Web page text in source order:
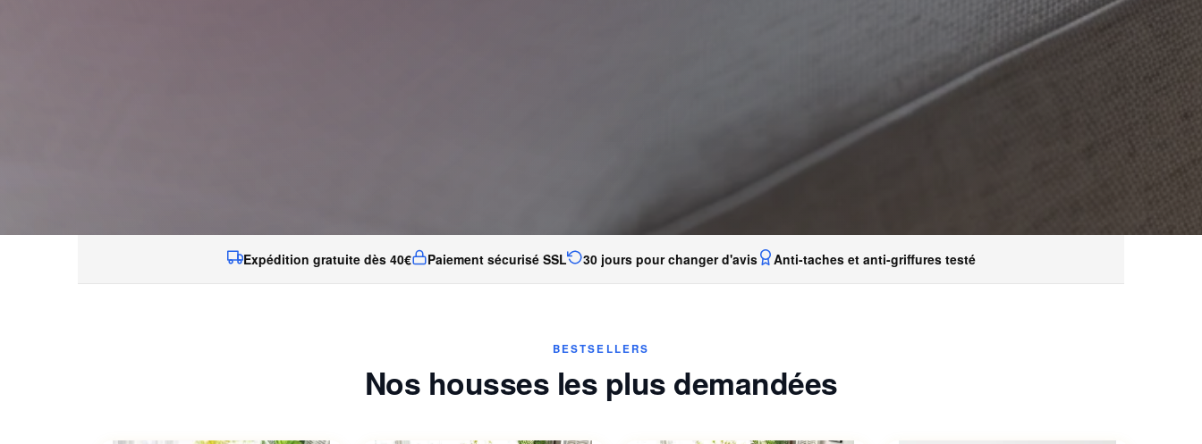
Expédition gratuite dès 40€ Paiement sécurisé SSL 30 jours pour changer d'avis Anti-taches et anti-griffures testé
BESTSELLERS
Nos housses les plus demandées